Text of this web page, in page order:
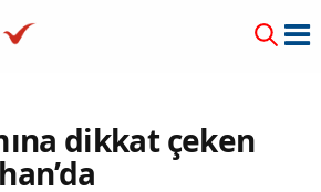
dikkat çeken